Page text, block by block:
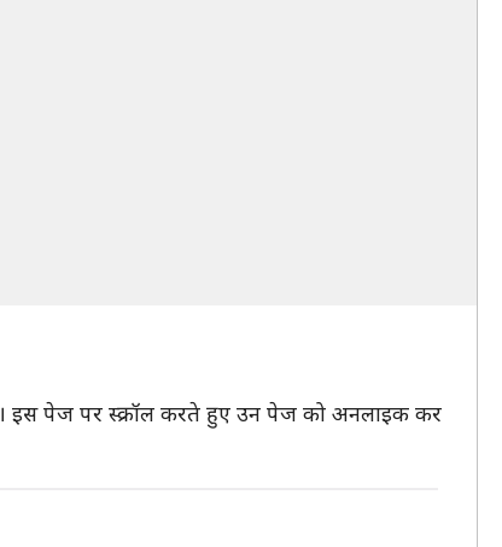
पेज पर स्क्रॉल करते हुए उन पेज को अनलाइक कर